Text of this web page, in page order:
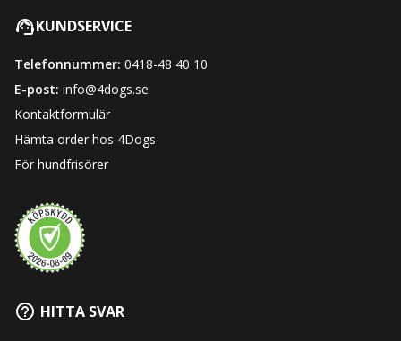
KUNDSERVICE
Telefonnummer: 0418-48 40 10
E-post: info@4dogs.se
Kontaktformulär
Hämta order hos 4Dogs
För hundfrisörer
HITTA SVAR